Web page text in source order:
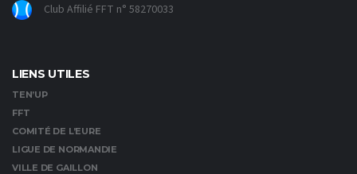
Club Affilié FFT n° 58270033
LIENS UTILES
TEN’UP
FFT
COMITÉ DE L’EURE
LIGUE DE NORMANDIE
VILLE DE GAILLON